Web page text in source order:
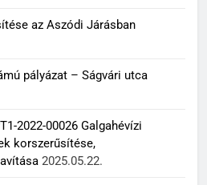
az Aszódi Járásban
pályázat – Ságvári utca
2022-00026 Galgahévízi
korszerűsítése,
2025.05.22.